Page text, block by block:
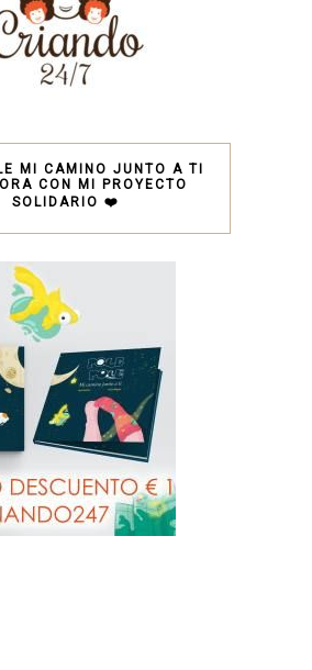
MI CAMINO JUNTO A TI
CON MI PROYECTO
SOLIDARIO ❤️